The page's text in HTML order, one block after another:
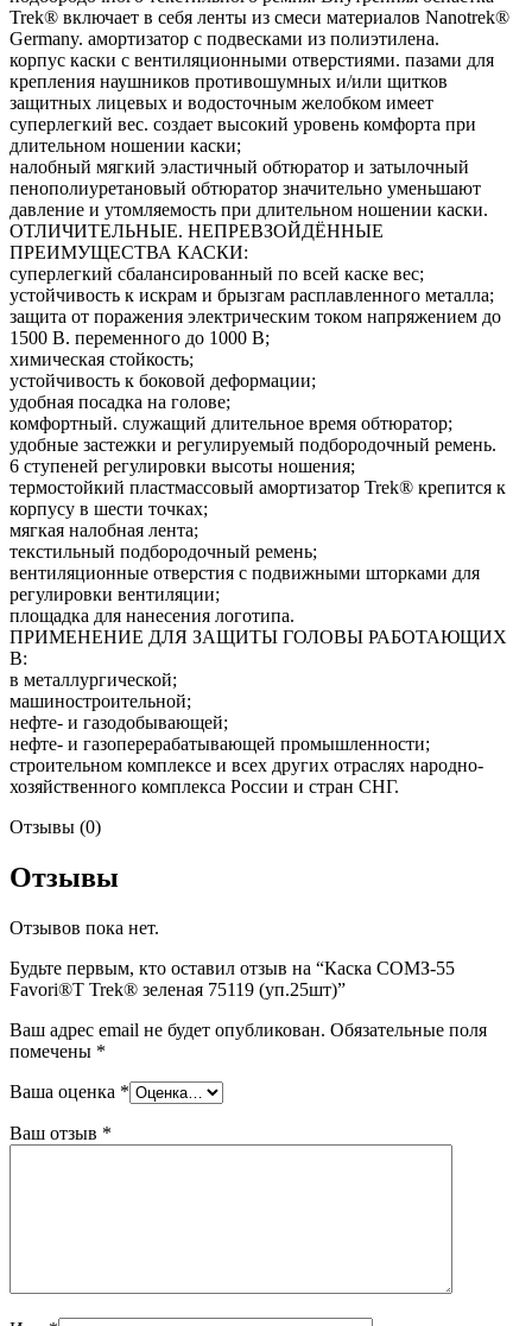
Trek® включает в себя ленты из смеси материалов Nanotrek®
Germany. амортизатор с подвесками из полиэтилена.
корпус каски с вентиляционными отверстиями. пазами для
крепления наушников противошумных и/или щитков
защитных лицевых и водосточным желобком имеет
суперлегкий вес. создает высокий уровень комфорта при
длительном ношении каски;
налобный мягкий эластичный обтюратор и затылочный
пенополиуретановый обтюратор значительно уменьшают
давление и утомляемость при длительном ношении каски.
ОТЛИЧИТЕЛЬНЫЕ. НЕПРЕВЗОЙДЁННЫЕ
ПРЕИМУЩЕСТВА КАСКИ:
суперлегкий сбалансированный по всей каске вес;
устойчивость к искрам и брызгам расплавленного металла;
защита от поражения электрическим током напряжением до
1500 В. переменного до 1000 В;
химическая стойкость;
устойчивость к боковой деформации;
удобная посадка на голове;
комфортный. служащий длительное время обтюратор;
удобные застежки и регулируемый подбородочный ремень.
6 ступеней регулировки высоты ношения;
термостойкий пластмассовый амортизатор Trek® крепится к
корпусу в шести точках;
мягкая налобная лента;
текстильный подбородочный ремень;
вентиляционные отверстия с подвижными шторками для
регулировки вентиляции;
площадка для нанесения логотипа.
ПРИМЕНЕНИЕ ДЛЯ ЗАЩИТЫ ГОЛОВЫ РАБОТАЮЩИХ
В:
в металлургической;
машиностроительной;
нефте- и газодобывающей;
нефте- и газоперерабатывающей промышленности;
строительном комплексе и всех других отраслях народно-
хозяйственного комплекса России и стран СНГ.
Отзывы (0)
Отзывы
Отзывов пока нет.
Будьте первым, кто оставил отзыв на “Каска СОМЗ-55
Favori®T Trek® зеленая 75119 (уп.25шт)”
Ваш адрес email не будет опубликован. Обязательные поля
помечены *
Ваша оценка *
Ваш отзыв *